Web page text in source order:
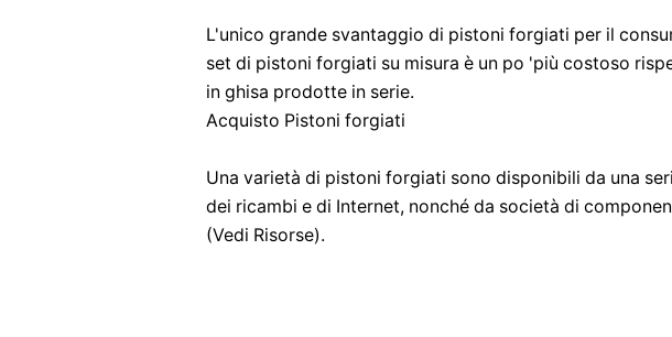
L'unico grande svantaggio di pistoni forgiati per il
set di pistoni forgiati su misura è un po 'più costoso
in ghisa prodotte in serie.
Acquisto Pistoni forgiati
Una varietà di pistoni forgiati sono disponibili da una
dei ricambi e di Internet, nonché da società di
(Vedi Risorse).